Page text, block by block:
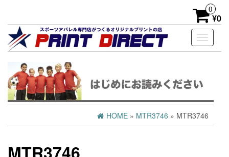
0
¥0
Toggle
HOME » MTR3746 » MTR3746
MTR3746